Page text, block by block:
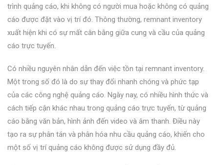
trình quảng cáo, khi không có người mua hoặc không có quảng
cáo được đặt vào vị trí đó. Thông thường, remnant inventory
xuất hiện khi có sự mất cân bằng giữa cung và cầu của quảng
cáo trực tuyến.
Có nhiều nguyên nhân dẫn đến việc tồn tại remnant inventory.
Một trong số đó là do sự thay đổi nhanh chóng và phức tạp
của các công nghệ quảng cáo. Ngày nay, có nhiều hình thức và
cách tiếp cận khác nhau trong quảng cáo trực tuyến, từ quảng
cáo bằng văn bản, hình ảnh đến video và âm thanh. Điều này
tạo ra sự phân tán và phân hóa nhu cầu quảng cáo, khiến cho
một số vị trí quảng cáo không được sử dụng đầy đủ.